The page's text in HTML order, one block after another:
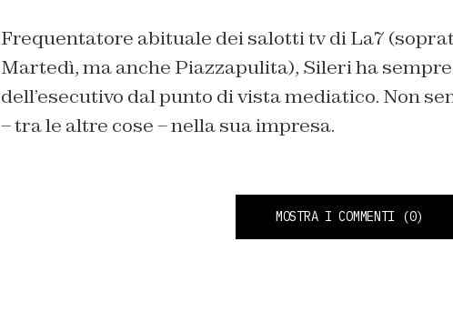
Frequentatore abituale dei salotti tv di La7
Martedì, ma anche Piazzapulita), Sileri ha
dell’esecutivo dal punto di vista mediatico. Non
– tra le altre cose – nella sua impresa.
MOSTRA I COMMENTI (0)